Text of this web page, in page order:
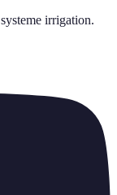
systeme irrigation.